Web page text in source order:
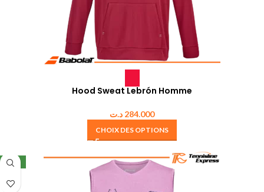
Hood Sweat Lebrón Homme
284.000 د.ت
CHOIX DES OPTIONS
NEW